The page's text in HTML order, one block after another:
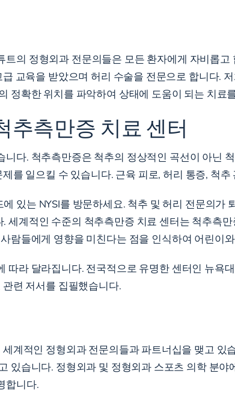
의 정형외과 전문의들은 모든 환자에게 자비롭
교육을 받았으며 허리 수술을 전문으로 합니다.
정확한 위치를 파악하여 상태에 도움이 되는 치료
추측만증 치료 센터
다. 척추측만증은 척추의 정상적인 곡선이 아닌
를 일으킬 수 있습니다. 근육 피로, 허리 통증, 척
있는 NYSI를 방문하세요. 척추 및 허리 전문의
세계적인 수준의 척추측만증 치료 센터는 척추측
람들에게 영향을 미친다는 점을 인식하여 어린이
따라 달라집니다. 전국적으로 유명한 센터인 뉴욕
련 저서를 집필했습니다.
계적인 정형외과 전문의들과 파트너십을 맺고
있습니다. 정형외과 및 정형외과 스포츠 의학 분
합니다.